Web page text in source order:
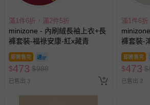
滿1件6折，滿2件5折
minizone - 內刷絨長袖上衣+長
褲套裝-福祿安康-紅x藏青
即將售完
$473 $988
已售出 3
滿1件6
褲套裝-
即將售完
$473 $
已售出 2